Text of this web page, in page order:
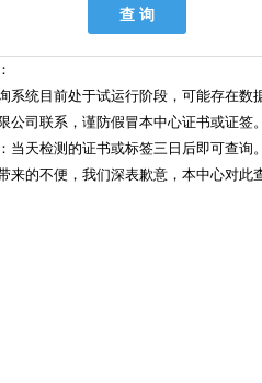
系统目前处于试运行阶段，可能存在
公司联系，谨防假冒本中心证书或证签。
当天检测的证书或标签三日后即可查询。
来的不便，我们深表歉意，本中心对此